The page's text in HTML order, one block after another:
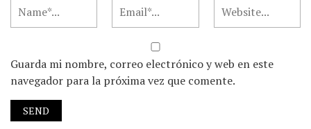
Guarda mi nombre, correo electrónico y web en este
navegador para la próxima vez que comente.